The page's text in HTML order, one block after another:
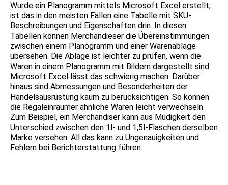
Wurde ein Planogramm mittels Microsoft Excel erstellt,
ist das in den meisten Fällen eine Tabelle mit SKU-
Beschreibungen und Eigenschaften drin. In diesen
Tabellen können Merchandieser die Übereinstimmungen
zwischen einem Planogramm und einer Warenablage
übersehen. Die Ablage ist leichter zu prüfen, wenn die
Waren in einem Planogramm mit Bildern dargestellt sind.
Microsoft Excel lässt das schwierig machen. Darüber
hinaus sind Abmessungen und Besonderheiten der
Handelsausrüstung kaum zu berücksichtigen. So können
die Regaleinräumer ähnliche Waren leicht verwechseln.
Zum Beispiel, ein Merchandiser kann aus Müdigkeit den
Unterschied zwischen den 1l- und 1,5l-Flaschen derselben
Marke versehen. All das kann zu Ungenauigkeiten und
Fehlern bei Berichterstattung führen.